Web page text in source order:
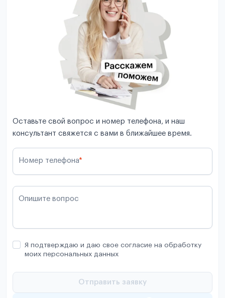
Оставьте свой вопрос и номер телефона, и наш
консультант свяжется с вами в ближайшее время.
Номер телефона*
Опишите вопрос
Я подтверждаю и даю свое согласие на обработку
моих персональных данных
Отправить заявку